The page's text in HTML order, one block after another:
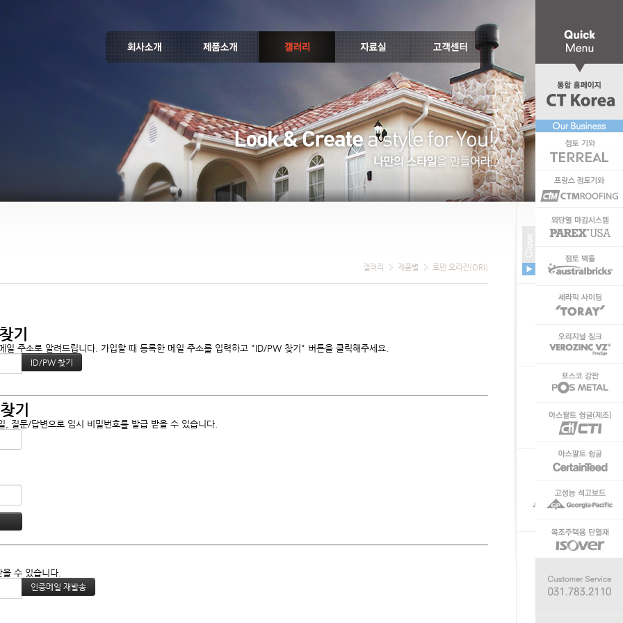
갤러리 제품별 로만 오리진(ORI)
기
일 주소로 알려드립니다. 가입할 때 등록한 메일 주소를 입력하고 "ID/PW 찾기" 버튼을 클릭해주세요.
기
, 질문/답변으로 임시 비밀번호를 발급 받을 수 있습니다.
수 있습니다.